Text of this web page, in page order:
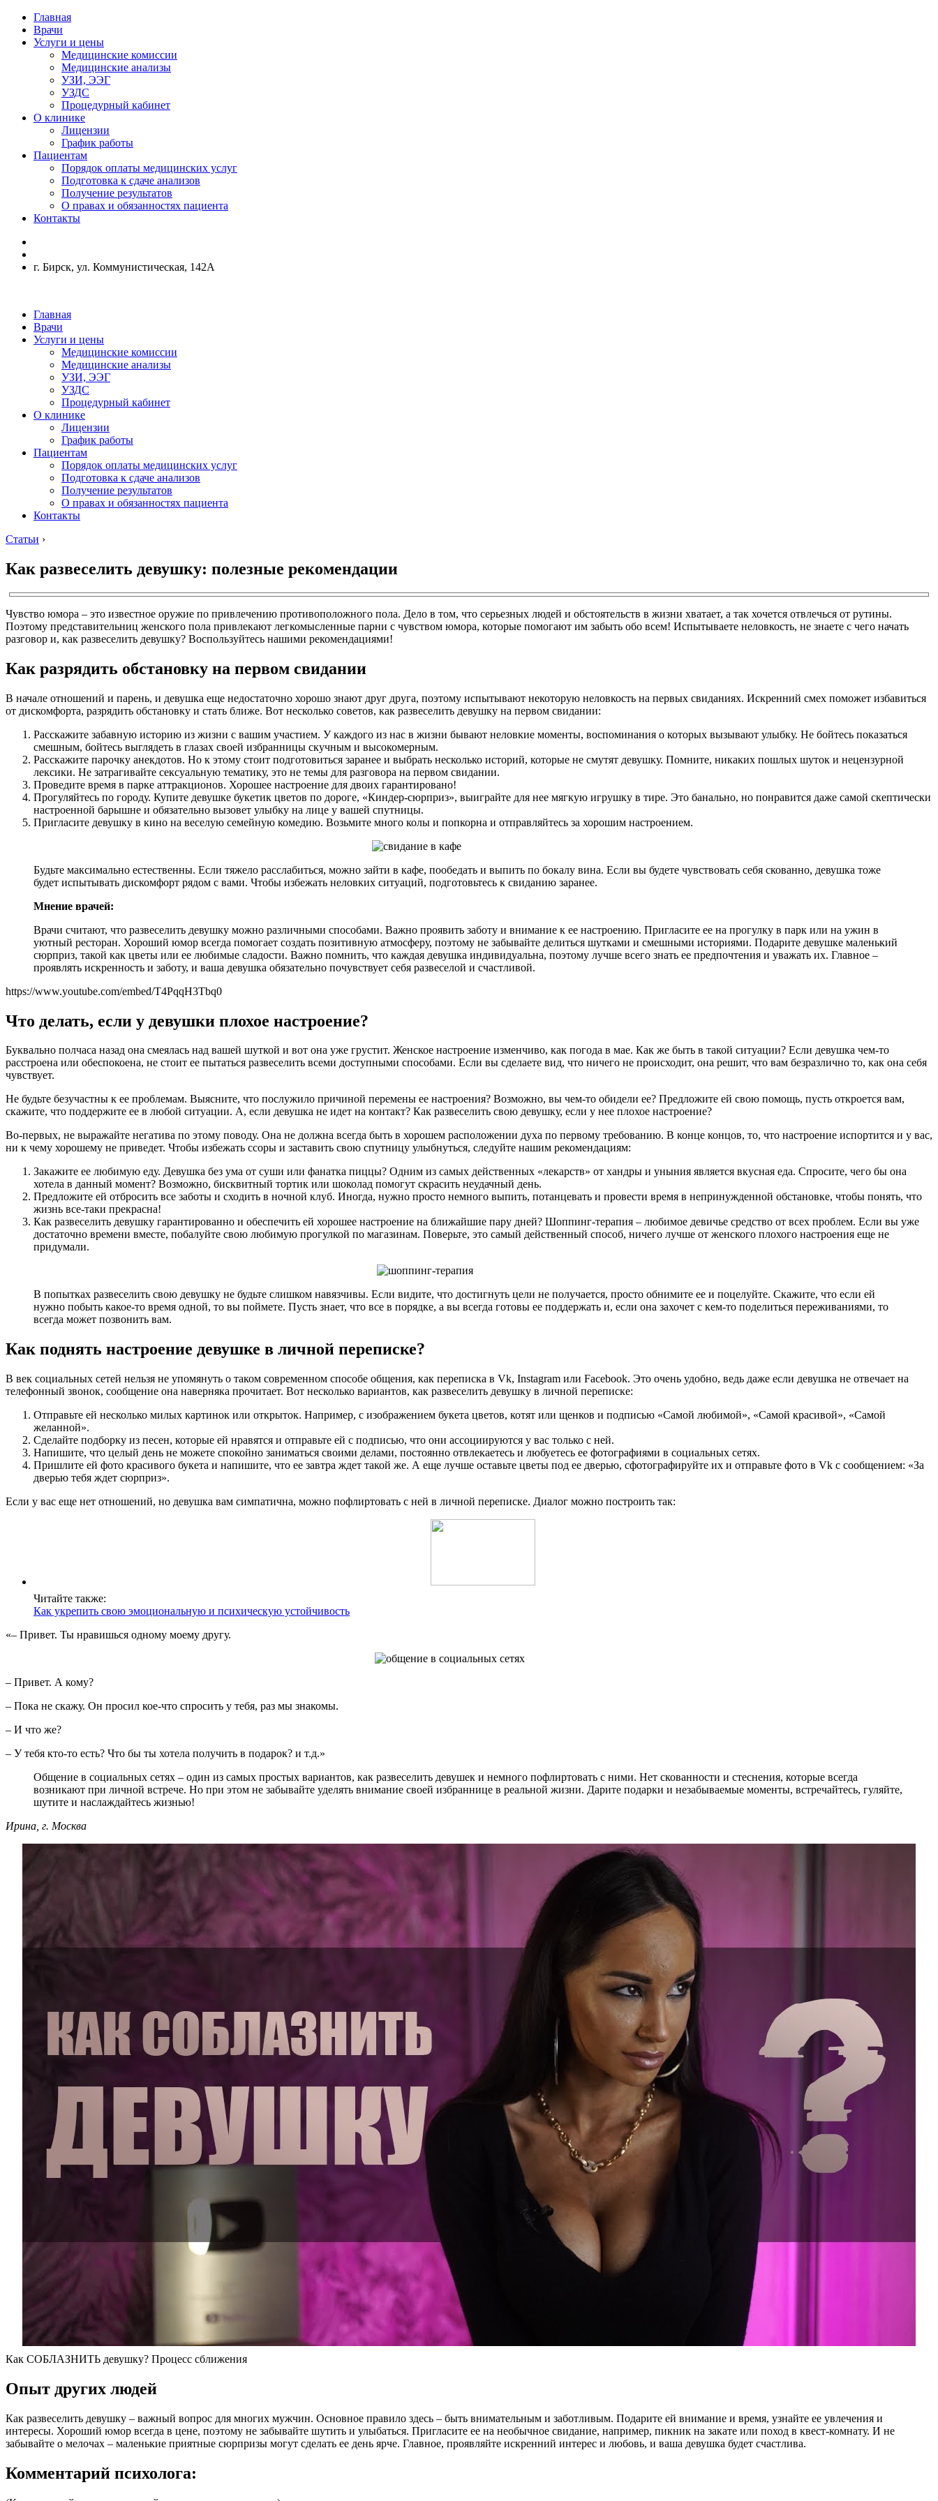
Главная
Врачи
Услуги и цены
Медицинские комиссии
Медицинские анализы
УЗИ, ЭЭГ
УЗДС
Процедурный кабинет
О клинике
Лицензии
График работы
Пациентам
Порядок оплаты медицинских услуг
Подготовка к сдаче анализов
Получение результатов
О правах и обязанностях пациента
Контакты
г. Бирск, ул. Коммунистическая, 142А
Главная
Врачи
Услуги и цены
Медицинские комиссии
Медицинские анализы
УЗИ, ЭЭГ
УЗДС
Процедурный кабинет
О клинике
Лицензии
График работы
Пациентам
Порядок оплаты медицинских услуг
Подготовка к сдаче анализов
Получение результатов
О правах и обязанностях пациента
Контакты
Статьи ›
Как развеселить девушку: полезные рекомендации
Чувство юмора – это известное оружие по привлечению противоположного пола. Дело в том, что серьезных людей и обстоятельств в жизни хватает, а так хочется отвлечься от рутины.
Поэтому представительниц женского пола привлекают легкомысленные парни с чувством юмора, которые помогают им забыть обо всем! Испытываете неловкость, не знаете с чего начать
разговор и, как развеселить девушку? Воспользуйтесь нашими рекомендациями!
Как разрядить обстановку на первом свидании
В начале отношений и парень, и девушка еще недостаточно хорошо знают друг друга, поэтому испытывают некоторую неловкость на первых свиданиях. Искренний смех поможет избавиться
от дискомфорта, разрядить обстановку и стать ближе. Вот несколько советов, как развеселить девушку на первом свидании:
Расскажите забавную историю из жизни с вашим участием. У каждого из нас в жизни бывают неловкие моменты, воспоминания о которых вызывают улыбку. Не бойтесь показаться
смешным, бойтесь выглядеть в глазах своей избранницы скучным и высокомерным.
Расскажите парочку анекдотов. Но к этому стоит подготовиться заранее и выбрать несколько историй, которые не смутят девушку. Помните, никаких пошлых шуток и нецензурной
лексики. Не затрагивайте сексуальную тематику, это не темы для разговора на первом свидании.
Проведите время в парке аттракционов. Хорошее настроение для двоих гарантировано!
Прогуляйтесь по городу. Купите девушке букетик цветов по дороге, «Киндер-сюрприз», выиграйте для нее мягкую игрушку в тире. Это банально, но понравится даже самой скептически
настроенной барышне и обязательно вызовет улыбку на лице у вашей спутницы.
Пригласите девушку в кино на веселую семейную комедию. Возьмите много колы и попкорна и отправляйтесь за хорошим настроением.
Будьте максимально естественны. Если тяжело расслабиться, можно зайти в кафе, пообедать и выпить по бокалу вина. Если вы будете чувствовать себя скованно, девушка тоже
будет испытывать дискомфорт рядом с вами. Чтобы избежать неловких ситуаций, подготовьтесь к свиданию заранее.
Мнение врачей:
Врачи считают, что развеселить девушку можно различными способами. Важно проявить заботу и внимание к ее настроению. Пригласите ее на прогулку в парк или на ужин в
уютный ресторан. Хороший юмор всегда помогает создать позитивную атмосферу, поэтому не забывайте делиться шутками и смешными историями. Подарите девушке маленький
сюрприз, такой как цветы или ее любимые сладости. Важно помнить, что каждая девушка индивидуальна, поэтому лучше всего знать ее предпочтения и уважать их. Главное –
проявлять искренность и заботу, и ваша девушка обязательно почувствует себя развеселой и счастливой.
https://www.youtube.com/embed/T4PqqH3Tbq0
Что делать, если у девушки плохое настроение?
Буквально полчаса назад она смеялась над вашей шуткой и вот она уже грустит. Женское настроение изменчиво, как погода в мае. Как же быть в такой ситуации? Если девушка чем-то
расстроена или обеспокоена, не стоит ее пытаться развеселить всеми доступными способами. Если вы сделаете вид, что ничего не происходит, она решит, что вам безразлично то, как она себя
чувствует.
Не будьте безучастны к ее проблемам. Выясните, что послужило причиной перемены ее настроения? Возможно, вы чем-то обидели ее? Предложите ей свою помощь, пусть откроется вам,
скажите, что поддержите ее в любой ситуации. А, если девушка не идет на контакт? Как развеселить свою девушку, если у нее плохое настроение?
Во-первых, не выражайте негатива по этому поводу. Она не должна всегда быть в хорошем расположении духа по первому требованию. В конце концов, то, что настроение испортится и у вас,
ни к чему хорошему не приведет. Чтобы избежать ссоры и заставить свою спутницу улыбнуться, следуйте нашим рекомендациям:
Закажите ее любимую еду. Девушка без ума от суши или фанатка пиццы? Одним из самых действенных «лекарств» от хандры и уныния является вкусная еда. Спросите, чего бы она
хотела в данный момент? Возможно, бисквитный тортик или шоколад помогут скрасить неудачный день.
Предложите ей отбросить все заботы и сходить в ночной клуб. Иногда, нужно просто немного выпить, потанцевать и провести время в непринужденной обстановке, чтобы понять, что
жизнь все-таки прекрасна!
Как развеселить девушку гарантированно и обеспечить ей хорошее настроение на ближайшие пару дней? Шоппинг-терапия – любимое девичье средство от всех проблем. Если вы уже
достаточно времени вместе, побалуйте свою любимую прогулкой по магазинам. Поверьте, это самый действенный способ, ничего лучше от женского плохого настроения еще не
придумали.
В попытках развеселить свою девушку не будьте слишком навязчивы. Если видите, что достигнуть цели не получается, просто обнимите ее и поцелуйте. Скажите, что если ей
нужно побыть какое-то время одной, то вы поймете. Пусть знает, что все в порядке, а вы всегда готовы ее поддержать и, если она захочет с кем-то поделиться переживаниями, то
всегда может позвонить вам.
Как поднять настроение девушке в личной переписке?
В век социальных сетей нельзя не упомянуть о таком современном способе общения, как переписка в Vk, Instagram или Facebook. Это очень удобно, ведь даже если девушка не отвечает на
телефонный звонок, сообщение она наверняка прочитает. Вот несколько вариантов, как развеселить девушку в личной переписке:
Отправьте ей несколько милых картинок или открыток. Например, с изображением букета цветов, котят или щенков и подписью «Самой любимой», «Самой красивой», «Самой
желанной».
Сделайте подборку из песен, которые ей нравятся и отправьте ей с подписью, что они ассоциируются у вас только с ней.
Напишите, что целый день не можете спокойно заниматься своими делами, постоянно отвлекаетесь и любуетесь ее фотографиями в социальных сетях.
Пришлите ей фото красивого букета и напишите, что ее завтра ждет такой же. А еще лучше оставьте цветы под ее дверью, сфотографируйте их и отправьте фото в Vk с сообщением: «За
дверью тебя ждет сюрприз».
Если у вас еще нет отношений, но девушка вам симпатична, можно пофлиртовать с ней в личной переписке. Диалог можно построить так:
Читайте также:
Как укрепить свою эмоциональную и психическую устойчивость
«– Привет. Ты нравишься одному моему другу.
– Привет. А кому?
– Пока не скажу. Он просил кое-что спросить у тебя, раз мы знакомы.
– И что же?
– У тебя кто-то есть? Что бы ты хотела получить в подарок? и т.д.»
Общение в социальных сетях – один из самых простых вариантов, как развеселить девушек и немного пофлиртовать с ними. Нет скованности и стеснения, которые всегда
возникают при личной встрече. Но при этом не забывайте уделять внимание своей избраннице в реальной жизни. Дарите подарки и незабываемые моменты, встречайтесь, гуляйте,
шутите и наслаждайтесь жизнью!
Ирина, г. Москва
Как СОБЛАЗНИТЬ девушку? Процесс сближения
Опыт других людей
Как развеселить девушку – важный вопрос для многих мужчин. Основное правило здесь – быть внимательным и заботливым. Подарите ей внимание и время, узнайте ее увлечения и
интересы. Хороший юмор всегда в цене, поэтому не забывайте шутить и улыбаться. Пригласите ее на необычное свидание, например, пикник на закате или поход в квест-комнату. И не
забывайте о мелочах – маленькие приятные сюрпризы могут сделать ее день ярче. Главное, проявляйте искренний интерес и любовь, и ваша девушка будет счастлива.
Комментарий психолога: